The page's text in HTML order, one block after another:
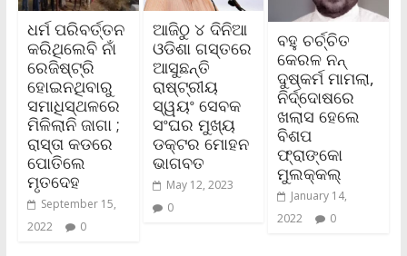
ଧର୍ମ ପରିବର୍ତ୍ତନ
କରିଥିଲେବି ନାଁ
ରେଜିଷ୍ଟ୍ରି
ହୋଇନଥିବାରୁ
ସମାଧିସ୍ଥଳରେ
ମିଳିଲାନି ଜାଗା ;
ରାସ୍ତା କଡରେ
ପୋତିଲେ
ମୃତଦେହ
September 15,
2022
0
ଆଜିଠୁ ୪ ଦିନିଆ
ଓଡିଶା ଗସ୍ତରେ
ଆସୁଛନ୍ତି
ରାଷ୍ଟ୍ରୀୟ
ସ୍ୱୟଂ ସେବକ
ସଂଘର ମୁଖ୍ୟ
ଡକ୍ଟର ମୋହନ
ଭାଗବତ
May 12, 2023
0
ବହୁ ଚର୍ଚ୍ଚିତ
କେରଳ ନନ୍‌
ଦୁଷ୍କର୍ମ ମାମଲା,
ନିର୍ଦ୍ଦୋଷରେ
ଖଲାସ ହେଲେ
ବିଶପ
ଫ୍ରାଙ୍କୋ
ମୁଲକ୍କଲ୍‌
January 14,
2022
0